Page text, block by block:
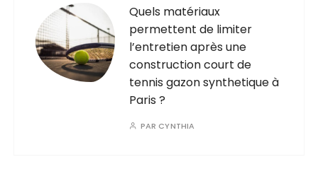
Quels matériaux
permettent de limiter
l’entretien après une
construction court de
tennis gazon synthetique à
Paris ?
PAR CYNTHIA